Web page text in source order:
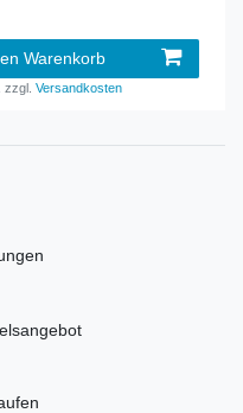
Warenkorb
zzgl.Versandkosten